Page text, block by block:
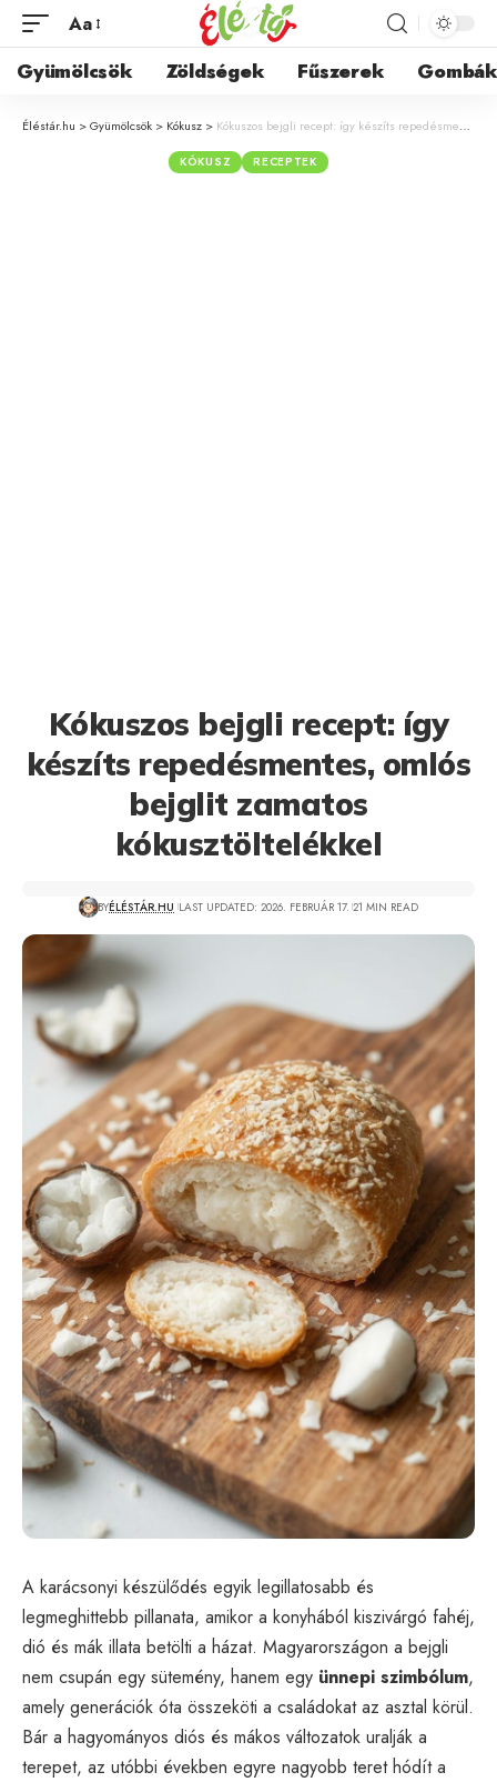
Aa
Gyümölcsök Zöldségek Fűszerek Gombák
Éléstár.hu >Gyümölcsök > Kókusz > Kókuszos bejgli recept: így készíts repedésmentes, omlós bejglit zamatos kókusztöltelékkel
KÓKUSZ RECEPTEK
Kókuszos bejgli recept: így
készíts repedésmentes, omlós
bejglit zamatos
kókusztöltelékkel
BYÉLÉSTÁR.HU LAST UPDATED: 2026. FEBRUÁR 17. 21 MIN READ
A karácsonyi készülődés egyik legillatosabb és
legmeghittebb pillanata, amikor a konyhából kiszivárgó fahéj,
dió és mák illata betölti a házat. Magyarországon a bejgli
nem csupán egy sütemény, hanem egy ünnepi szimbólum,
amely generációk óta összeköti a családokat az asztal körül.
Bár a hagyományos diós és mákos változatok uralják a
terepet, az utóbbi években egyre nagyobb teret hódít a